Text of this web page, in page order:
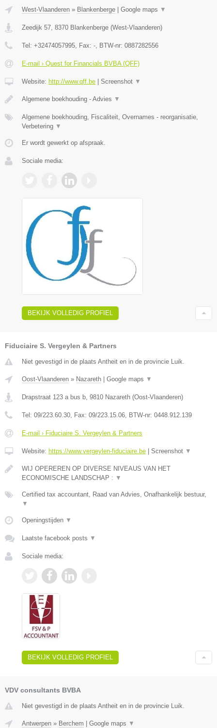
West-Vlaanderen » Blankenberge Google maps ▼
Zeedijk 57, 8370 Blankenberge (West-Vlaanderen)
Tel: +32474057995, Fax: -, BTW-nr: 0887282556
E-mail › Quest for Financials BVBA (QFF)
Website: http://www.qff.be Screenshot ▼
Algemene boekhouding - Advies ▼
Algemene boekhouding, Fiscaliteit, Overnames - reorganisatie,
Verbetering ▼
Er wordt gewerkt op afspraak.
Sociale media:
BEKIJK VOLLEDIG PROFIEL
Fiduciaire S. Vergeylen & Partners
Niet gevestigd in de plaats Antheit en in de provincie Luik.
Oost-Vlaanderen » Nazareth Google maps ▼
Drapstraat 123 a bus b 9810 Nazareth (Oost-Vlaanderen)
Tel: 09/223.60.30 , Fax: 09/223.15.06 , BTW-nr: 0448.912.139
E-mail › Fiduciaire S. Vergeylen & Partners
Website: https://www.vergeylen-fiduciaire.be Screenshot ▼
WIJ OPEREREN OP DIVERSE NIVEAUS VAN HET
ECONOMISCHE LANDSCHAP : ▼
Certified tax accountant, Raad van Advies, Onafhankelijk bestuur,
▼
Openingstijden ▼
Laatste facebook posts ▼
Sociale media:
BEKIJK VOLLEDIG PROFIEL
VDV consultants BVBA
Niet gevestigd in de plaats Antheit en in de provincie Luik.
Antwerpen » Berchem Google maps ▼